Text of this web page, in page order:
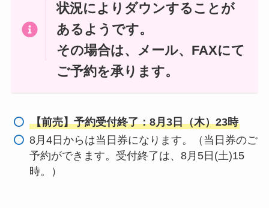
状況によりダウンすることが
あるようです。
その場合は、メール、FAXにて
ご予約を承ります。
【前売】予約受付終了：8月3日（木）23時
8月4日からは当日券になります。（当日券のご
予約ができます。受付終了は、8月5日(土)15
時。）